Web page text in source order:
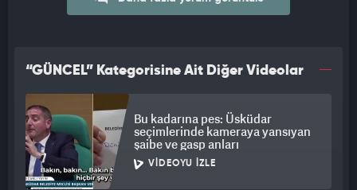
“GÜNCEL” Kategorisine Ait Diğer Videolar
Bu kadarına pes: Üsküdar
seçimlerinde kameraya yansıyan
şaibe ve gasp anları
VIDEOYU İZLE